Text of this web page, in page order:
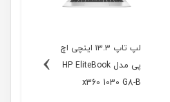
لپ تاپ ۱۳.۳ اینچی اچ
پی مدل HP EliteBook
x360 1030 G8-B
›